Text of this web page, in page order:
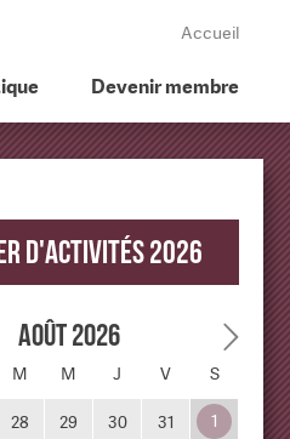
Accueil
Devenir membre
d'activités 2026
Août 2026
M M J V S
28 29 30 31 1